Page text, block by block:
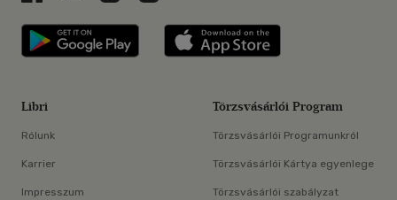
Libri applikáció Szerezd meg: Google
Libri
Rólunk
Karrier
Impresszum
Törzsvásárlói Program
Törzsvásárlói Programunkról
Törzsvásárlói Kártya egyenlege
Törzsvásárlói szabályzat